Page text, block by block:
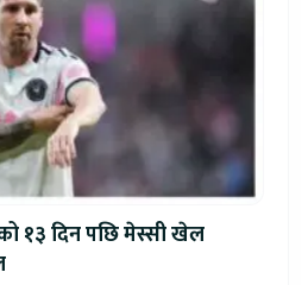
१३ दिन पछि मेस्सी खेल